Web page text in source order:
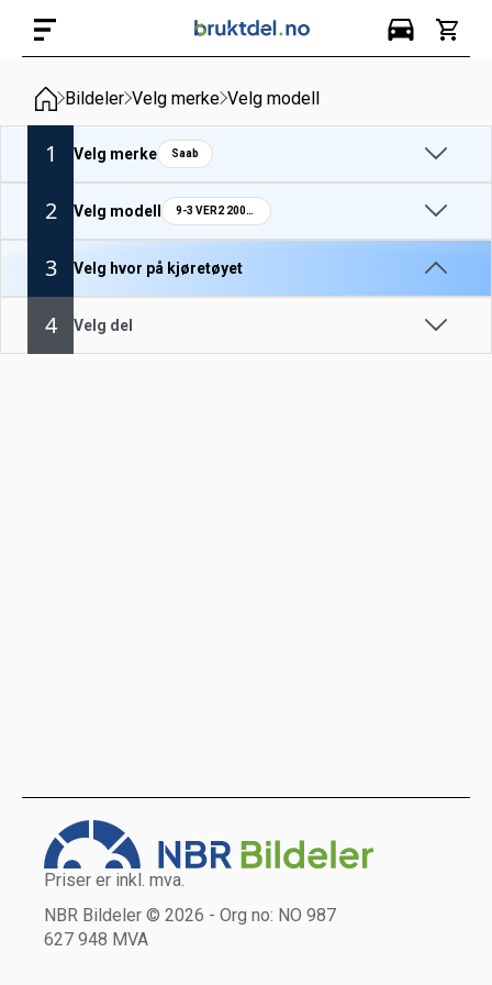
Bildeler Velg merke Velg modell
1 Velg merke Saab
2 Velg modell 9-3 VER2 2004-07
3 Velg hvor på kjøretøyet
4 Velg del
Priser er inkl. mva.
NBR Bildeler © 2026 - Org no: NO 987
627 948 MVA